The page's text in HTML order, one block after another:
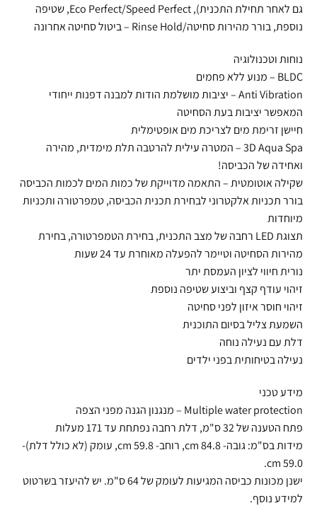
גם לאחר תחילת התכנית), Eco Perfect/Speed Perfect, שטיפה
נוספת, בורר מהירות סחיטה/Rinse Hold – ביטול סחיטה אחרונה
נוחות וטכנולוגיה
BLDC – מנוע ללא פחמים
Anti Vibration – יציבות מושלמת הודות למבנה דפנות ייחודי
המאפשר יציבות בעת הסחיטה
חיישן זרימת מים לצריכת מים אופטימלית
3D Aqua Spa – המטרה עילית להרטבה תלת מימדית, מהירה
ואחידה של הכביסה!
שקילה אוטומטית – התאמה מדוייקת של כמות המים לכמות הכביסה
בורר תכניות אלקטרוני לבחירת תכנית הכביסה, טמפרטורה ותכניות
מיוחדות
תצוגת LED רחבה של מצב התכנית, בחירת הטמפרטורה, בחירת
מהירות הסחיטה וטיימר להפעלה מאוחרת עד 24 שעות
נורית חיווי לציון העמסת יתר
זיהוי עודף קצף וביצוע שטיפה נוספת
זיהוי חוסר איזון לפני סחיטה
השמעת צליל בסיום התוכנית
דלת עם נעילה נוחה
נעילה בטיחותית בפני ילדים
מידע טכני
Multiple water protection – מנגנון הגנה מפני הצפה
פתח הטענה של 32 ס"מ, דלת רחבה נפתחת עד 171 מעלות
מידות בס"מ: גובה- 84.8 cm, רוחב- 59.8 cm, עומק (לא כולל דלת)-
59.0 cm.
ישנן מכונות כביסה המגיעות לעומק של 64 ס"מ. יש להיעזר בשרטוט
למידע נוסף.